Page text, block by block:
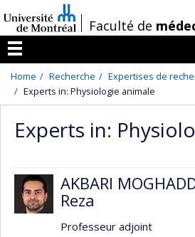
au
contenu
/Faculté de
Menu
Home Recherche
Expertises de
Experts in: Physiologie animale
Experts in:
AKBARI
Reza
Professeur adjoint